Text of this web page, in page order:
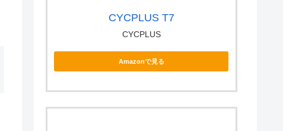
CYCPLUS T7
CYCPLUS
Amazonで見る